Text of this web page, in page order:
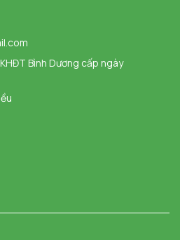
Bình Dương cấp ngày